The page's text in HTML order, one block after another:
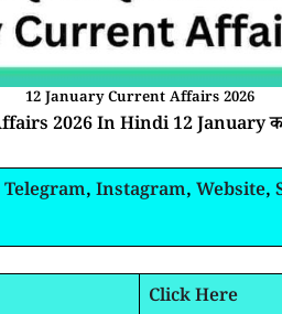
12 January Current Affairs 2026
2026 In Hindi 12 January
Telegram, Instagram, Website,
Click Here